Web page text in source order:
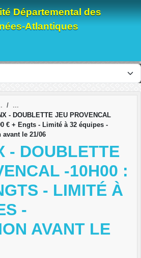
Départemental des
Atlantiques
- DOUBLETTE JEU PROVENCAL
€ + Engts - Limité à 32 équipes -
avant le 21/06
- DOUBLETTE
-10H00 :
- LIMITÉ À
-
AVANT LE